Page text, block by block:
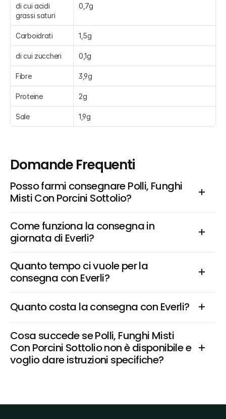
di cui acidi
grassi saturi
0,7g
Carboidrati 1,5g
di cui zuccheri 0,1g
Fibre 3,9g
Proteine 2g
Sale 1,9g
Domande Frequenti
Posso farmi consegnare Polli, Funghi
Misti Con Porcini Sottolio?
Come funziona la consegna in
giornata di Everli?
Quanto tempo ci vuole per la
consegna con Everli?
Quanto costa la consegna con Everli?
Cosa succede se Polli, Funghi Misti
Con Porcini Sottolio non è disponibile e
voglio dare istruzioni specifiche?